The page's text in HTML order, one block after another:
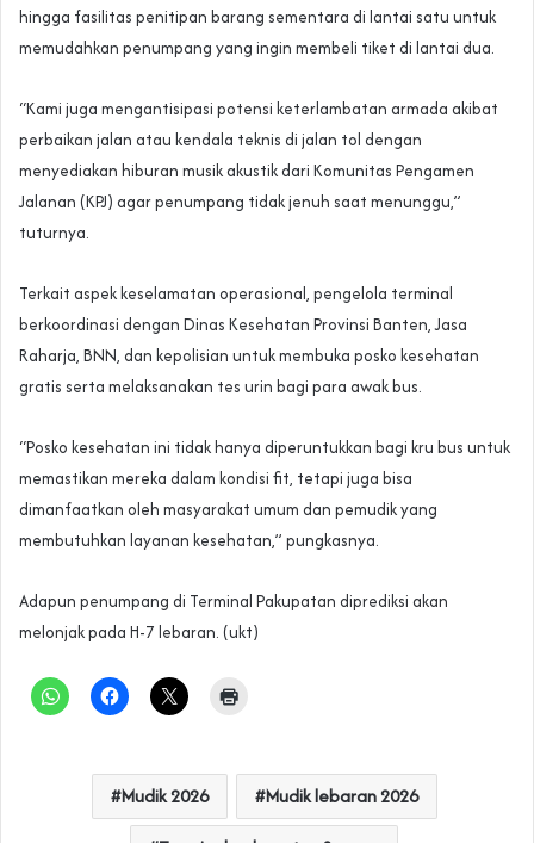
hingga fasilitas penitipan barang sementara di lantai satu untuk
memudahkan penumpang yang ingin membeli tiket di lantai dua.
“Kami juga mengantisipasi potensi keterlambatan armada akibat
perbaikan jalan atau kendala teknis di jalan tol dengan
menyediakan hiburan musik akustik dari Komunitas Pengamen
Jalanan (KPJ) agar penumpang tidak jenuh saat menunggu,”
tuturnya.
Terkait aspek keselamatan operasional, pengelola terminal
berkoordinasi dengan Dinas Kesehatan Provinsi Banten, Jasa
Raharja, BNN, dan kepolisian untuk membuka posko kesehatan
gratis serta melaksanakan tes urin bagi para awak bus.
“Posko kesehatan ini tidak hanya diperuntukkan bagi kru bus untuk
memastikan mereka dalam kondisi fit, tetapi juga bisa
dimanfaatkan oleh masyarakat umum dan pemudik yang
membutuhkan layanan kesehatan,” pungkasnya.
Adapun penumpang di Terminal Pakupatan diprediksi akan
melonjak pada H-7 lebaran. (ukt)
Mudik 2026 Mudik lebaran 2026